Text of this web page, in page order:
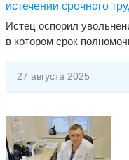
истечении срочного
Истец оспорил
в котором срок
27 августа 2025